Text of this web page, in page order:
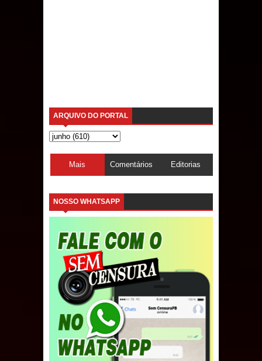
ARQUIVO DO PORTAL
Mais Comentários Editorias
NOSSO WHATSAPP